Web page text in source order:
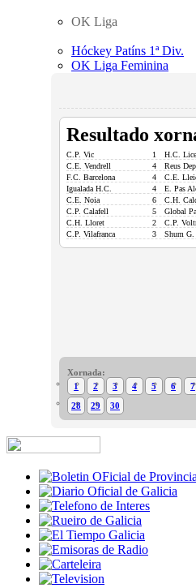
OK Liga
Hóckey Patíns 1ª Div.
OK Liga Feminina
Resultado
C.P. Vic 1 H.C.
C.E. Vendrell
4 Reus
F.C. Barcelona
4 C.E.
Igualada H.C.
4 E. Pas
C.E. Noia
6 C.H.
C.P. Calafell
5 Global
C.H. Lloret
2 C.P.
C.P. Vilafranca
3 Shum G.
Xornada:
1
2 3 4 5 6 7
28 29 30